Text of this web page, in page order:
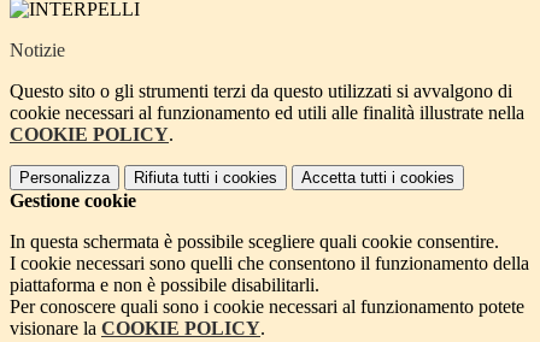
Notizie
Questo sito o gli strumenti terzi da questo utilizzati si avvalgono di
cookie necessari al funzionamento ed utili alle finalità illustrate nella
COOKIE POLICY.
Personalizza Rifiuta tutti i cookies Accetta tutti i cookies
Gestione cookie
In questa schermata è possibile scegliere quali cookie consentire.
I cookie necessari sono quelli che consentono il funzionamento della
piattaforma e non è possibile disabilitarli.
Per conoscere quali sono i cookie necessari al funzionamento potete
visionare la COOKIE POLICY.